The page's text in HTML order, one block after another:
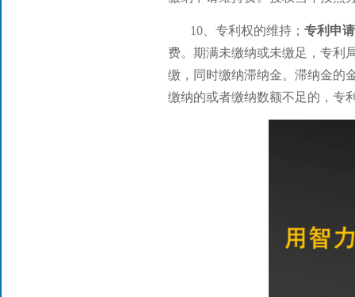
10、专利权的维持； 专利申请
费。期满未缴纳或未缴足，专利
缴，同时缴纳滞纳金。滞纳金的
缴纳的或者缴纳数额不足的，专